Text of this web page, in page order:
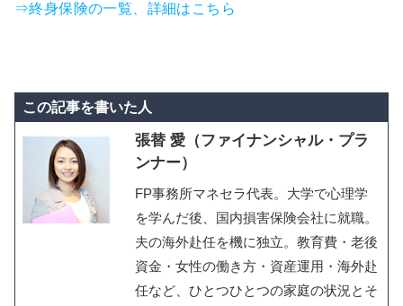
⇒終身保険の一覧、詳細はこちら
この記事を書いた人
張替 愛（ファイナンシャル・プラ
ンナー）
FP事務所マネセラ代表。大学で心理学
を学んだ後、国内損害保険会社に就職。
夫の海外赴任を機に独立。教育費・老後
資金・女性の働き方・資産運用・海外赴
任など、ひとつひとつの家庭の状況とそ